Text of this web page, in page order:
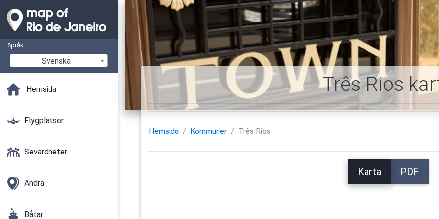
Språk
Svenska
Hemsida
Flygplatser
Sevärdheter
Andra
Båtar
Três Rios
Hemsida Kommuner Três Rios
Karta PDF